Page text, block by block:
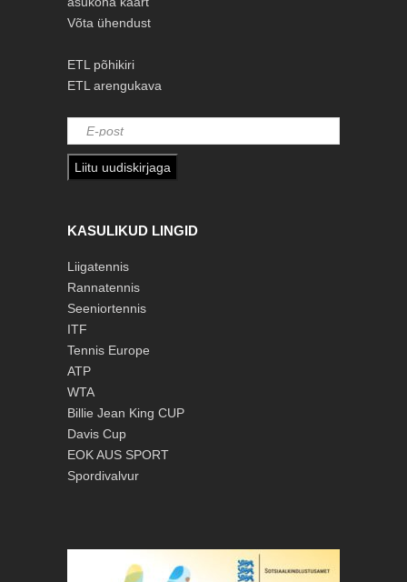
Võta ühendust
ETL põhikiri
ETL arengukava
Liitu uudiskirjaga
KASULIKUD LINGID
Liigatennis
Rannatennis
Seeniortennis
ITF
Tennis Europe
ATP
WTA
Billie Jean King CUP
Davis Cup
EOKAUS SPORT
Spordivalvur